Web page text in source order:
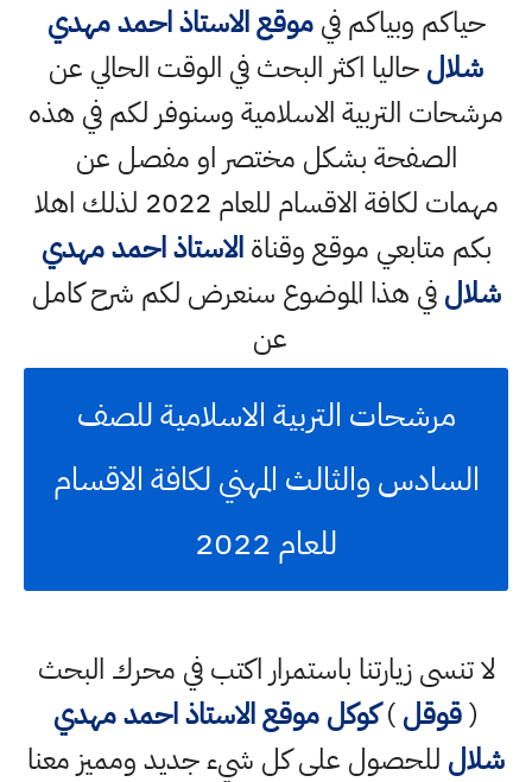
حياكم وبياكم فيموقع الاستاذ احمد مهدي
شلالحاليا اكثر البحث في الوقت الحالي عن
مرشحات التربية الاسلامية وسنوفر لكم في هذه
الصفحة بشكل مختصر او مفصل عن
مهمات لكافة الاقسام للعام 2022 لذلك اهلا
بكم متابعي موقع وقناةالاستاذ احمد مهدي
شلالفي هذا الموضوع سنعرض لكم شرح كامل
عن
مرشحات التربية الاسلامية للصف
السادس والثالث المهني لكافة الاقسام
للعام 2022
لا تنسى زيارتنا باستمرار اكتب في محرك البحث
(قوقل)كوكلموقع الاستاذ احمد مهدي
شلال للحصول على كل شيء جديد ومميز معنا